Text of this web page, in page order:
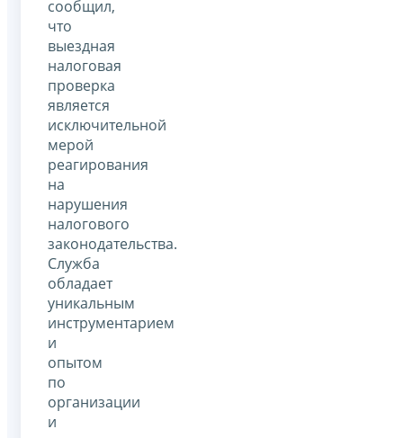
сообщил,
что
выездная
налоговая
проверка
является
исключительной
мерой
реагирования
на
нарушения
налогового
законодательства.
Служба
обладает
уникальным
инструментарием
и
опытом
по
организации
и